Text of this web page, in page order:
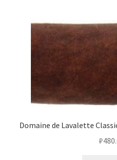
Domaine de Lavalette
₽